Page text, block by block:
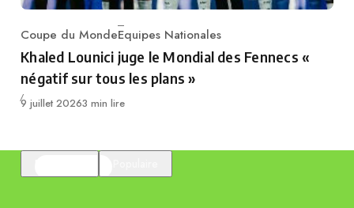
Category
Coupe du MondeEquipes Nationales
Khaled Lounici juge le Mondial des Fennecs «
négatif sur tous les plans »
Publié
9 juillet 20263 min lire